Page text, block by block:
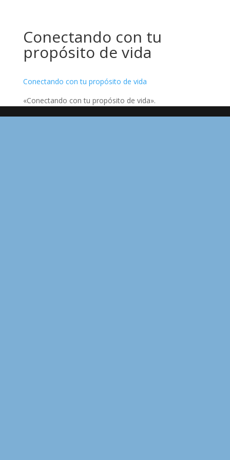
Conectando con tu
propósito de vida
Conectando con tu propósito de vida
«Conectando con tu propósito de vida».